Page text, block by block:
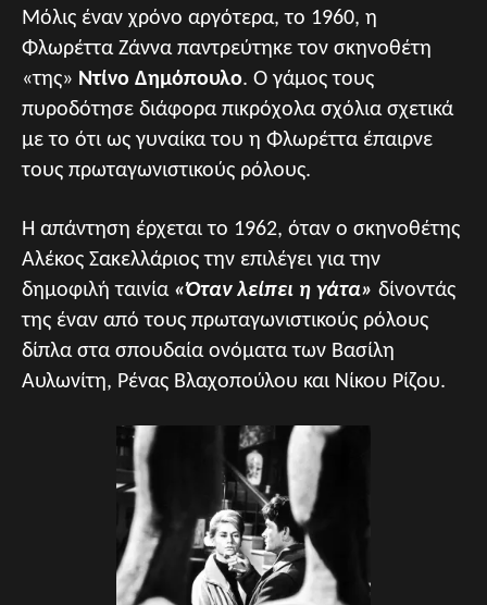
Μόλις έναν χρόνο αργότερα, το 1960, η
Φλωρέττα Ζάννα παντρεύτηκε τον σκηνοθέτη
«της» Ντίνο Δημόπουλο. Ο γάμος τους
πυροδότησε διάφορα πικρόχολα σχόλια σχετικά
με το ότι ως γυναίκα του η Φλωρέττα έπαιρνε
τους πρωταγωνιστικούς ρόλους.
Η απάντηση έρχεται το 1962, όταν ο σκηνοθέτης
Αλέκος Σακελλάριος την επιλέγει για την
δημοφιλή ταινία «Όταν λείπει η γάτα» δίνοντάς
της έναν από τους πρωταγωνιστικούς ρόλους
δίπλα στα σπουδαία ονόματα των Βασίλη
Αυλωνίτη, Ρένας Βλαχοπούλου και Νίκου Ρίζου.